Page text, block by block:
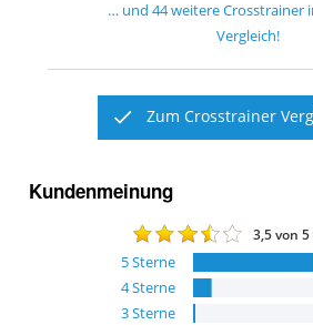
… und 44weitereCrosstrainer
Vergleich!
Zum Crosstrainer
Kundenmeinung
3,5von 5
5Sterne
4Sterne
3Sterne